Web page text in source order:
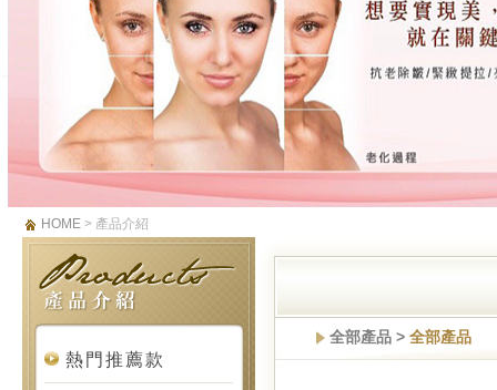
HOME > 產品介紹
熱門推薦款
全部產品 > 全部產品